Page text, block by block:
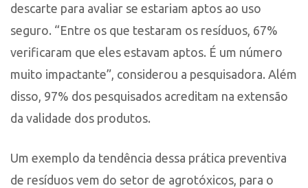
descarte para avaliar se estariam aptos ao uso
seguro. “Entre os que testaram os resíduos, 67%
verificaram que eles estavam aptos. É um número
muito impactante”, considerou a pesquisadora. Além
disso, 97% dos pesquisados acreditam na extensão
da validade dos produtos.
Um exemplo da tendência dessa prática preventiva
de resíduos vem do setor de agrotóxicos, para o